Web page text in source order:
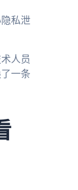
私泄
人员
一条